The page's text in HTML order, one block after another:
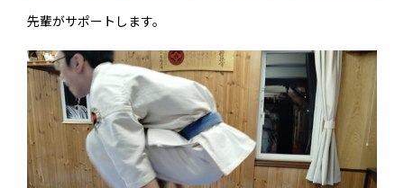
先輩がサポートします。